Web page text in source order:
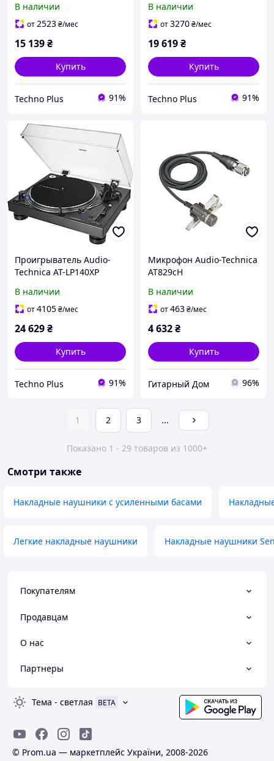
White-Silver (AT-LP70XBT-
WS) [161026]
В наличии
от2523₴/мес
15 139₴
Купить
Techno Plus 91%
черный
В наличии
от3270₴/мес
19 619₴
Купить
Techno Plus 91%
Проигрыватель Audio-
Technica AT-LP140XP
В наличии
от4105₴/мес
24 629₴
Купить
Techno Plus 91%
Микрофон Audio-Technica
AT829cH
В наличии
от463₴/мес
4 632₴
Купить
Гитарный Дом 96%
1 2 3 ...
Показано 1 - 29 товаров из 1000+
Смотри также
Накладные наушники с усиленными басами
Легкие накладные наушники Накладные наушники
Покупателям
Продавцам
О нас
Партнеры
Тема - светлая BETA
© Prom.ua — маркетплейс України, 2008-2026